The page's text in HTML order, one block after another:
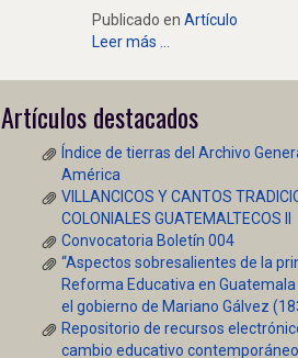
Publicado en Artículo
Leer más ...
Artículos destacados
Índice de tierras del Archivo
América
VILLANCICOS Y CANTOS
COLONIALES GUATEMALTECOS II
Convocatoria Boletín 004
“Aspectos sobresalientes de la
Reforma Educativa en
el gobierno de Mariano Gálvez
Repositorio de recursos
cambio educativo contemporáneo